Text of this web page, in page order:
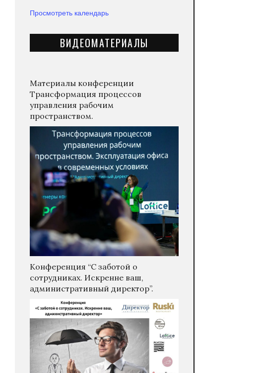
Просмотреть календарь
ВИДЕОМАТЕРИАЛЫ
Материалы конференции
Трансформация процессов
управления рабочим
пространством.
Конференция “С заботой о
сотрудниках. Искренне ваш,
административный директор”.